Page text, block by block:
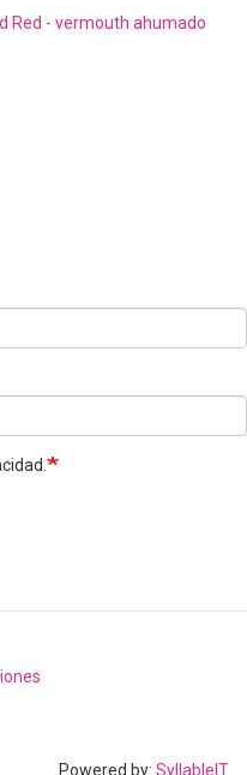
Red - vermouth ahumado
Powered by: SyllableIT